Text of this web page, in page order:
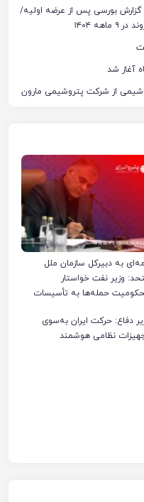
گزارش بورسی پس از عرضه اولیه/
آغاز شد
از شرکت پتروشیمی مارون
به دبیرکل سازمان ملل
وزیر نفت خواستار
حمله‌ها به تأسیسات
دفاع: حرکت ایران به‌سوی
نظامی هوشمند